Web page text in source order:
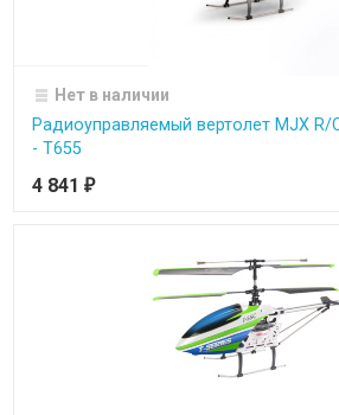
Нет в наличии
Радиоуправляемый вертолет MJX R/
- T655
4 841 ₽